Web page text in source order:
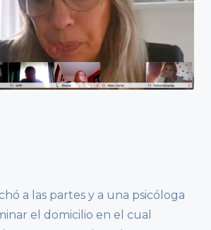
a las partes y a una psicóloga
el domicilio en el cual